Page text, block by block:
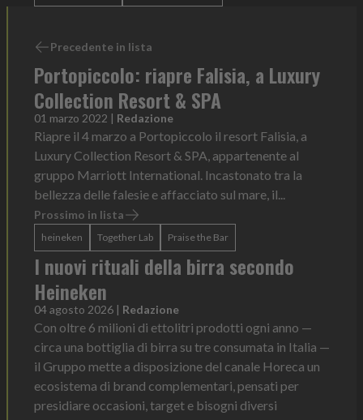
Precedente in lista
Portopiccolo: riapre Falisia, a Luxury
Collection Resort & SPA
01 marzo 2022 | Redazione
Riapre il 4 marzo a Portopiccolo il resort Falisia, a
Luxury Collection Resort & SPA, appartenente al
gruppo Marriott International. Incastonato tra la
bellezza delle falesie e affacciato sul mare, il...
Prossimo in lista
heineken Together Lab Praise the Bar
I nuovi rituali della birra secondo
Heineken
04 agosto 2026 | Redazione
Con oltre 6 milioni di ettolitri prodotti ogni anno —
circa una bottiglia di birra su tre consumata in Italia —
il Gruppo mette a disposizione del canale Horeca un
ecosistema di brand complementari, pensati per
presidiare occasioni, target e bisogni diversi